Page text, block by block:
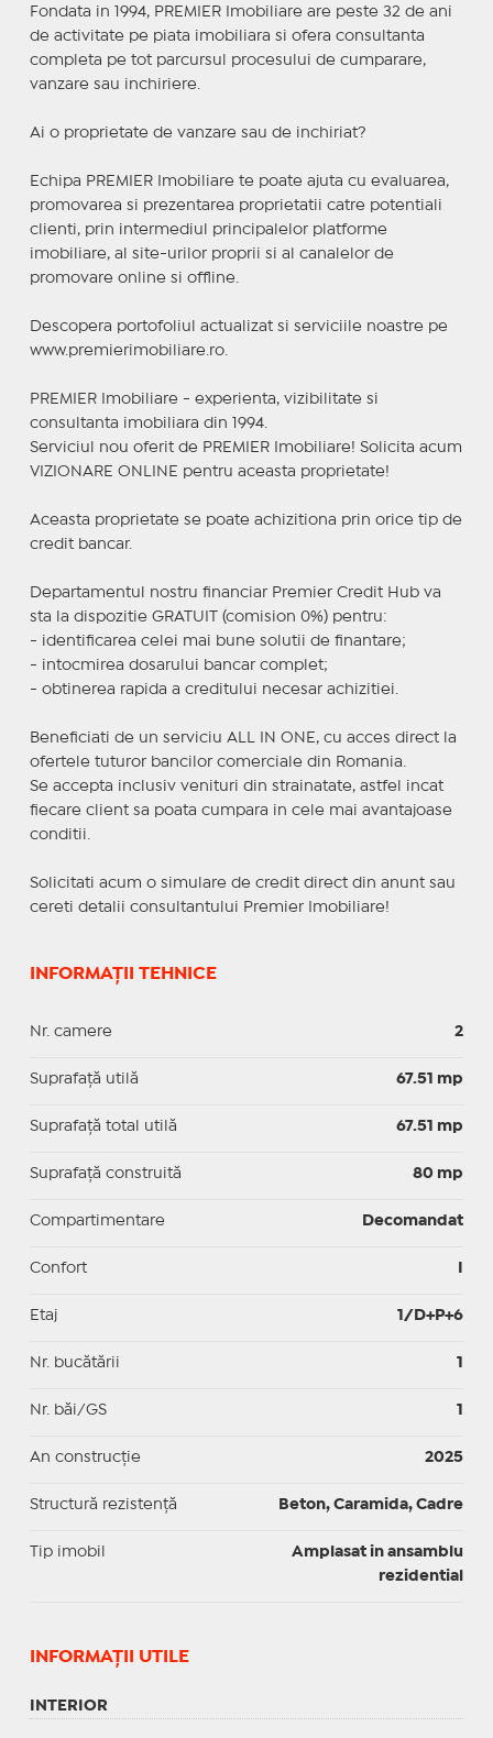
Fondata in 1994, PREMIER Imobiliare are peste 32 de ani
de activitate pe piata imobiliara si ofera consultanta
completa pe tot parcursul procesului de cumparare,
vanzare sau inchiriere.
Ai o proprietate de vanzare sau de inchiriat?
Echipa PREMIER Imobiliare te poate ajuta cu evaluarea,
promovarea si prezentarea proprietatii catre potentiali
clienti, prin intermediul principalelor platforme
imobiliare, al site-urilor proprii si al canalelor de
promovare online si offline.
Descopera portofoliul actualizat si serviciile noastre pe
www.premierimobiliare.ro.
PREMIER Imobiliare - experienta, vizibilitate si
consultanta imobiliara din 1994.
Serviciul nou oferit de PREMIER Imobiliare! Solicita acum
VIZIONARE ONLINE pentru aceasta proprietate!
Aceasta proprietate se poate achizitiona prin orice tip de
credit bancar.
Departamentul nostru financiar Premier Credit Hub va
sta la dispozitie GRATUIT (comision 0%) pentru:
- identificarea celei mai bune solutii de finantare;
- intocmirea dosarului bancar complet;
- obtinerea rapida a creditului necesar achizitiei.
Beneficiati de un serviciu ALL IN ONE, cu acces direct la
ofertele tuturor bancilor comerciale din Romania.
Se accepta inclusiv venituri din strainatate, astfel incat
fiecare client sa poata cumpara in cele mai avantajoase
conditii.
Solicitati acum o simulare de credit direct din anunt sau
cereti detalii consultantului Premier Imobiliare!
INFORMAȚII TEHNICE
Nr. camere 2
Suprafaţă utilă 67.51 mp
Suprafaţă total utilă 67.51 mp
Suprafaţă construită 80 mp
Compartimentare Decomandat
Confort
Etaj 1/D+P+6
Nr. bucătării 1
Nr. băi/GS 1
An construcție 2025
Structură rezistență Beton, Caramida, Cadre
Tip imobil
Amplasat in ansamblu
rezidential
INFORMAŢII UTILE
INTERIOR